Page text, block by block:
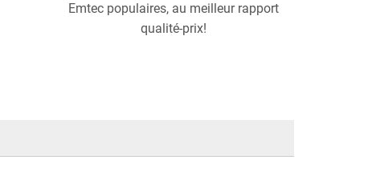
Emtec populaires, au meilleur rapport
qualité-prix!